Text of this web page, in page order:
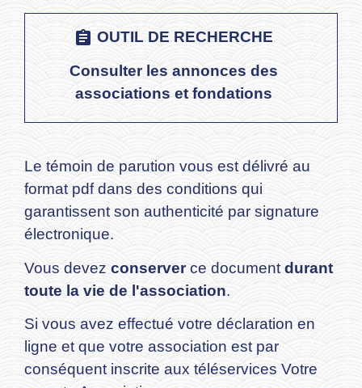
assignment OUTIL DE RECHERCHE
Consulter les annonces des
associations et fondations
Le témoin de parution vous est délivré au
format pdf dans des conditions qui
garantissent son authenticité par signature
électronique.
Vous devez conserverce document durant
toute la vie de l'association.
Si vous avez effectué votre déclaration en
ligne et que votre association est par
conséquent inscrite aux téléservices Votre